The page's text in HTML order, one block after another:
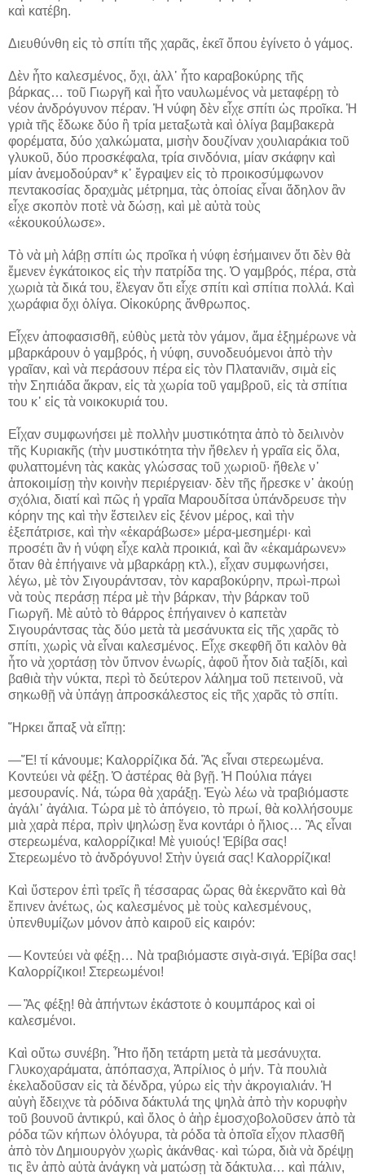
καὶ κατέβη.
Διευθύνθη εἰς τὸ σπίτι τῆς χαρᾶς, ἐκεῖ ὅπου ἐγίνετο ὁ γάμος.
Δὲν ἦτο καλεσμένος, ὄχι, ἀλλ᾽ ἦτο καραβοκύρης τῆς
βάρκας… τοῦ Γιωργῆ καὶ ἦτο ναυλωμένος νὰ μεταφέρῃ τὸ
νέον ἀνδρόγυνον πέραν. Ἡ νύφη δὲν εἶχε σπίτι ὡς προῖκα. Ἡ
γριὰ τῆς ἔδωκε δύο ἢ τρία μεταξωτὰ καὶ ὀλίγα βαμβακερὰ
φορέματα, δύο χαλκώματα, μισὴν δουζίναν χουλιαράκια τοῦ
γλυκοῦ, δύο προσκέφαλα, τρία σινδόνια, μίαν σκάφην καὶ
μίαν ἀνεμοδούραν* κ᾽ ἔγραψεν εἰς τὸ προικοσύμφωνον
πεντακοσίας δραχμὰς μέτρημα, τὰς ὁποίας εἶναι ἄδηλον ἂν
εἶχε σκοπὸν ποτὲ νὰ δώσῃ, καὶ μὲ αὐτὰ τοὺς
«ἐκουκούλωσε».
Τὸ νὰ μὴ λάβῃ σπίτι ὡς προῖκα ἡ νύφη ἐσήμαινεν ὅτι δὲν θὰ
ἔμενεν ἐγκάτοικος εἰς τὴν πατρίδα της. Ὁ γαμβρός, πέρα, στὰ
χωριὰ τὰ δικά του, ἔλεγαν ὅτι εἶχε σπίτι καὶ σπίτια πολλά. Καὶ
χωράφια ὄχι ὀλίγα. Οἰκοκύρης ἄνθρωπος.
Εἶχεν ἀποφασισθῆ, εὐθὺς μετὰ τὸν γάμον, ἅμα ἐξημέρωνε νὰ
μβαρκάρουν ὁ γαμβρός, ἡ νύφη, συνοδευόμενοι ἀπὸ τὴν
γραῖαν, καὶ νὰ περάσουν πέρα εἰς τὸν Πλατανιᾶν, σιμὰ εἰς
τὴν Σηπιάδα ἄκραν, εἰς τὰ χωρία τοῦ γαμβροῦ, εἰς τὰ σπίτια
του κ᾽ εἰς τὰ νοικοκυριά του.
Εἶχαν συμφωνήσει μὲ πολλὴν μυστικότητα ἀπὸ τὸ δειλινὸν
τῆς Κυριακῆς (τὴν μυστικότητα τὴν ἤθελεν ἡ γραῖα εἰς ὅλα,
φυλαττομένη τὰς κακὰς γλώσσας τοῦ χωριοῦ· ἤθελε ν᾽
ἀποκοιμίσῃ τὴν κοινὴν περιέργειαν· δὲν τῆς ἤρεσκε ν᾽ ἀκούῃ
σχόλια, διατί καὶ πῶς ἡ γραῖα Μαρουδίτσα ὑπάνδρευσε τὴν
κόρην της καὶ τὴν ἔστειλεν εἰς ξένον μέρος, καὶ τὴν
ἐξεπάτρισε, καὶ τὴν «ἐκαράβωσε» μέρα-μεσημέρι· καὶ
προσέτι ἂν ἡ νύφη εἶχε καλὰ προικιά, καὶ ἂν «ἐκαμάρωνεν»
ὅταν θὰ ἐπήγαινε νὰ μβαρκάρῃ κτλ.), εἶχαν συμφωνήσει,
λέγω, μὲ τὸν Σιγουράντσαν, τὸν καραβοκύρην, πρωὶ-πρωὶ
νὰ τοὺς περάσῃ πέρα μὲ τὴν βάρκαν, τὴν βάρκαν τοῦ
Γιωργῆ. Μὲ αὐτὸ τὸ θάρρος ἐπήγαινεν ὁ καπετὰν
Σιγουράντσας τὰς δύο μετὰ τὰ μεσάνυκτα εἰς τῆς χαρᾶς τὸ
σπίτι, χωρὶς νὰ εἶναι καλεσμένος. Εἶχε σκεφθῆ ὅτι καλὸν θὰ
ἦτο νὰ χορτάσῃ τὸν ὕπνον ἐνωρίς, ἀφοῦ ἦτον διὰ ταξίδι, καὶ
βαθιὰ τὴν νύκτα, περὶ τὸ δεύτερον λάλημα τοῦ πετεινοῦ, νὰ
σηκωθῇ νὰ ὑπάγῃ ἀπροσκάλεστος εἰς τῆς χαρᾶς τὸ σπίτι.
Ἤρκει ἅπαξ νὰ εἴπῃ:
―Ἔ! τί κάνουμε; Καλορρίζικα δά. Ἂς εἶναι στερεωμένα.
Κοντεύει νὰ φέξῃ. Ὁ ἀστέρας θὰ βγῇ. Ἡ Πούλια πάγει
μεσουρανίς. Νά, τώρα θὰ χαράξῃ. Ἐγὼ λέω νὰ τραβιόμαστε
ἀγάλι᾽ ἀγάλια. Τώρα μὲ τὸ ἀπόγειο, τὸ πρωί, θὰ κολλήσουμε
μιὰ χαρὰ πέρα, πρὶν ψηλώσῃ ἕνα κοντάρι ὁ ἥλιος… Ἂς εἶναι
στερεωμένα, καλορρίζικα! Μὲ γυιούς! Ἐβίβα σας!
Στερεωμένο τὸ ἀνδρόγυνο! Στὴν ὑγειά σας! Καλορρίζικα!
Καὶ ὕστερον ἐπὶ τρεῖς ἢ τέσσαρας ὥρας θὰ ἐκερνᾶτο καὶ θὰ
ἔπινεν ἀνέτως, ὡς καλεσμένος μὲ τοὺς καλεσμένους,
ὑπενθυμίζων μόνον ἀπὸ καιροῦ εἰς καιρόν:
― Κοντεύει νὰ φέξῃ… Νὰ τραβιόμαστε σιγὰ-σιγά. Ἐβίβα σας!
Καλορρίζικοι! Στερεωμένοι!
― Ἂς φέξῃ! θὰ ἀπήντων ἑκάστοτε ὁ κουμπάρος καὶ οἱ
καλεσμένοι.
Καὶ οὕτω συνέβη. Ἦτο ἤδη τετάρτη μετὰ τὰ μεσάνυχτα.
Γλυκοχαράματα, ἀπόπασχα, Ἀπρίλιος ὁ μήν. Τὰ πουλιὰ
ἐκελαδοῦσαν εἰς τὰ δένδρα, γύρω εἰς τὴν ἀκρογιαλιάν. Ἡ
αὐγὴ ἔδειχνε τὰ ρόδινα δάκτυλά της ψηλὰ ἀπὸ τὴν κορυφὴν
τοῦ βουνοῦ ἀντικρύ, καὶ ὅλος ὁ ἀὴρ ἐμοσχοβολοῦσεν ἀπὸ τὰ
ρόδα τῶν κήπων ὁλόγυρα, τὰ ρόδα τὰ ὁποῖα εἶχον πλασθῆ
ἀπὸ τὸν Δημιουργὸν χωρὶς ἀκάνθας· καὶ τώρα, διὰ νὰ δρέψῃ
τις ἓν ἀπὸ αὐτὰ ἀνάγκη νὰ ματώσῃ τὰ δάκτυλα… καὶ πάλιν,